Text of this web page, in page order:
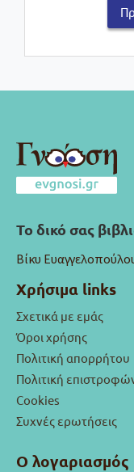
Το δικό σας
Βίκυ
Χρήσιμα links
Σχετικά με εμάς
Όροι χρήσης
Πολιτική απορρήτου
Πολιτική
Cookies
Συχνές ερωτήσεις
Ο λογαριασμός